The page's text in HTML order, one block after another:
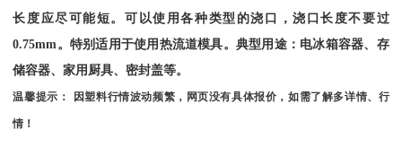
长度应尽可能短。可以使用各种类型的浇口，浇口长度不要过
0.75mm 。特别适用于使用热流道模具。典型用途：电冰箱容器、存
储容器、家用厨具、密封盖等。
温馨提示： 因塑料行情波动频繁，网页没有具体报价，如需了解多详情、行
情！